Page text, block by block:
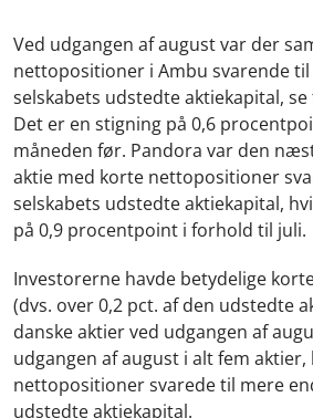
Ved udgangen af august var der
nettopositioner i Ambu svarende til
selskabets udstedte aktiekapital,
Det er en stigning på 0,6
måneden før. Pandora var den
aktie med korte nettopositioner
selskabets udstedte aktiekapital,
på 0,9 procentpoint i forhold til juli.
Investorerne havde betydelige
(dvs. over 0,2 pct. af den udstedte
danske aktier ved udgangen af
udgangen af august i alt fem
nettopositioner svarede til mere
udstedte aktiekapital.